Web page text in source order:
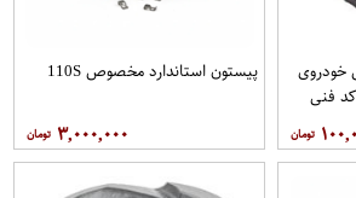
خودروی
کد فنی
پیستون استاندارد مخصوص 110S
۳,۰۰۰,۰۰۰